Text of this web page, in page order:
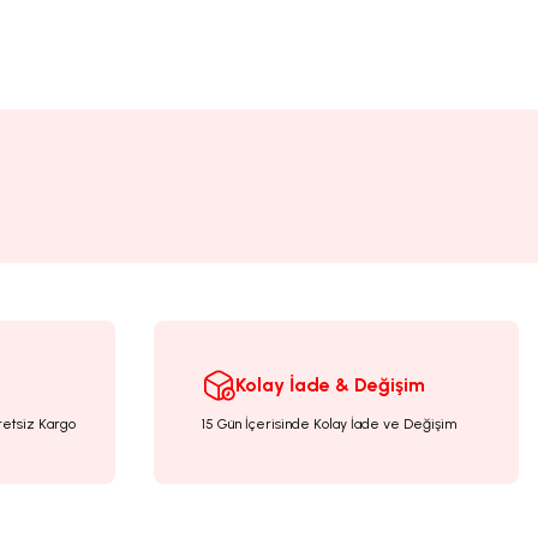
Kargo
Kolay İade & Değişim
15 Gün İçerisinde Kolay İade ve Değişim